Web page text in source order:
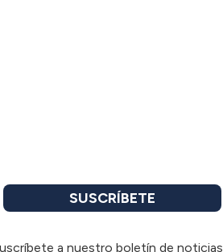
SUSCRÍBETE
a nuestro boletín de